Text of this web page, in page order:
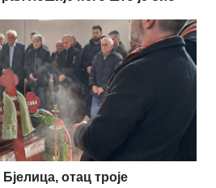
отац троје